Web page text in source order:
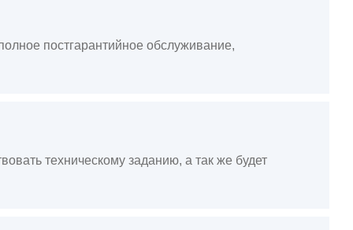
постгарантийное обслуживание,
техническому заданию, а так же будет